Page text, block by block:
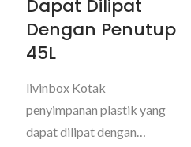
Dapat Dilipat
Dengan Penutup
45L
livinbox Kotak
penyimpanan plastik yang
dapat dilipat dengan